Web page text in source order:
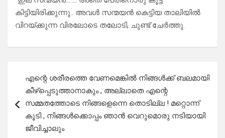
കിട്ടിയിരിക്കുന്നു.. അവൾ സന്മയൻ കെട്ടിയ താലിയിൽ
വിറയ്ക്കുന്ന വിരലോടെ തലോടി, ചുണ്ട് ചേർത്തു.
navigation
എന്റെ ശരീരത്തെ വേണമെങ്കില്‍ നിങ്ങള്‍ക്ക് ബലമായി
കീഴ്പ്പെടുത്താനാകും , അല്ലാതെ എന്റെ
സമ്മതത്തോടെ നിങ്ങളെന്നെ തൊടില്ല ! മറ്റൊന്ന്
കൂടി , നിങ്ങള്‍ക്കൊപ്പം ഞാന്‍ വെറുമൊരു നടിയായി
ജീവിച്ചാലും